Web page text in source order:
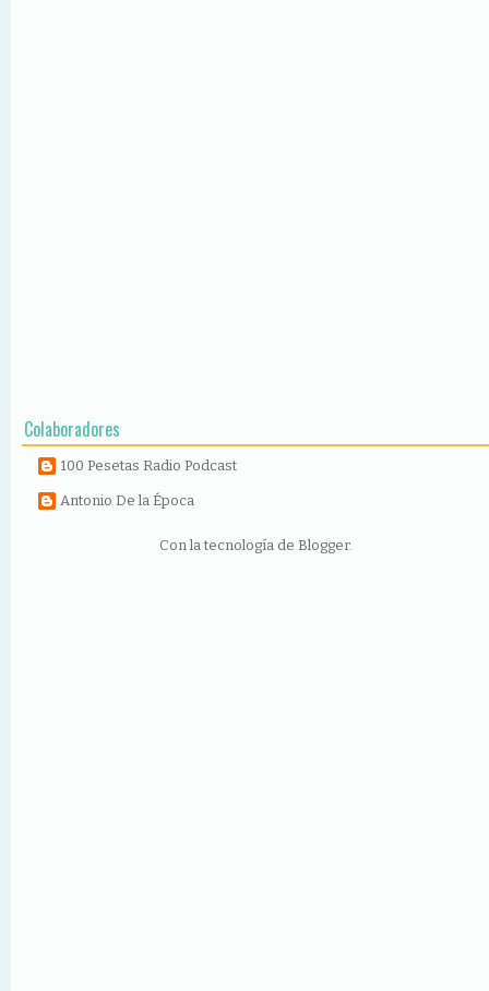
Colaboradores
100 Pesetas Radio Podcast
Antonio De la Época
Con la tecnología de Blogger.